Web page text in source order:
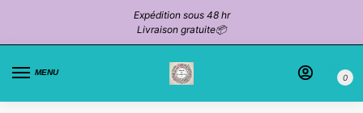
la
navigation
contenu
Expédition sous 48 hr
Livraison gratuite📦
MENU
0